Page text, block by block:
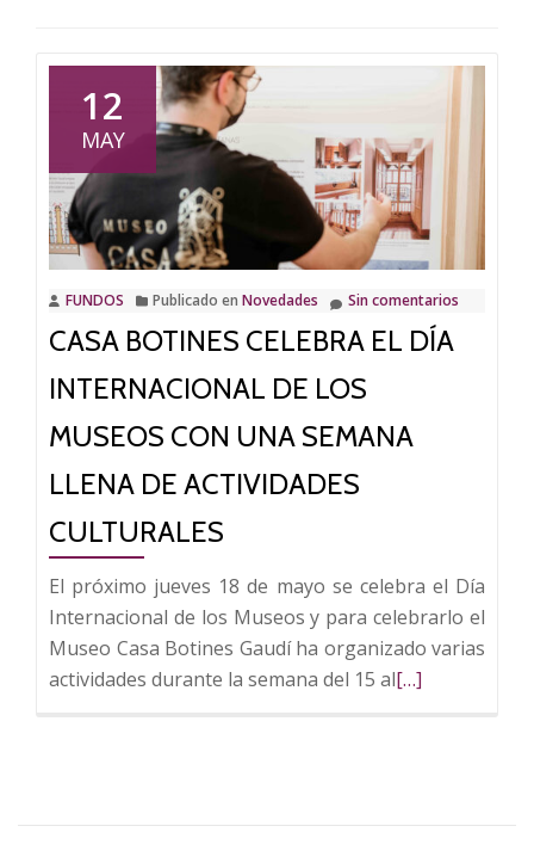
12
MAY
FUNDOS Publicado en Novedades Sin comentarios
CASA BOTINES CELEBRA EL DÍA
INTERNACIONAL DE LOS
MUSEOS CON UNA SEMANA
LLENA DE ACTIVIDADES
CULTURALES
El próximo jueves 18 de mayo se celebra el Día
Internacional de los Museos y para celebrarlo el
Museo Casa Botines Gaudí ha organizado varias
actividades durante la semana del 15 alLeer
celebra
[…]